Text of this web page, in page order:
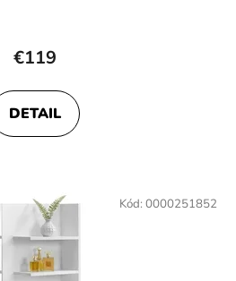
€119
DETAIL
Kód: 0000251852